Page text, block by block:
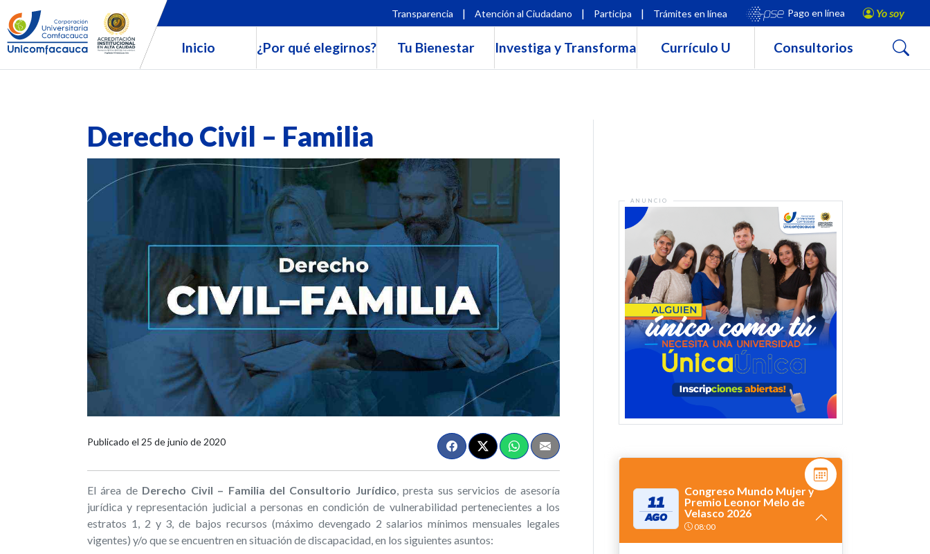
Transparencia | Atención al Ciudadano | Participa | Trámites en línea Pago en línea Yo soy
Inicio ¿Por qué elegirnos? Tu Bienestar Investiga y Transforma Currículo U Consultorios Buscar
Derecho Civil – Familia
Publicado el 25 de junio de 2020
El área de Derecho Civil – Familia del Consultorio Jurídico , presta sus servicios de asesoría
jurídica y representación judicial a personas en condición de vulnerabilidad pertenecientes a los
estratos 1, 2 y 3, de bajos recursos (máximo devengado 2 salarios mínimos mensuales legales
vigentes) y/o que se encuentren en situación de discapacidad, en los siguientes asuntos:
11
AGO
Congreso Mundo Mujer y
Premio Leonor Melo de
Velasco 2026
08:00